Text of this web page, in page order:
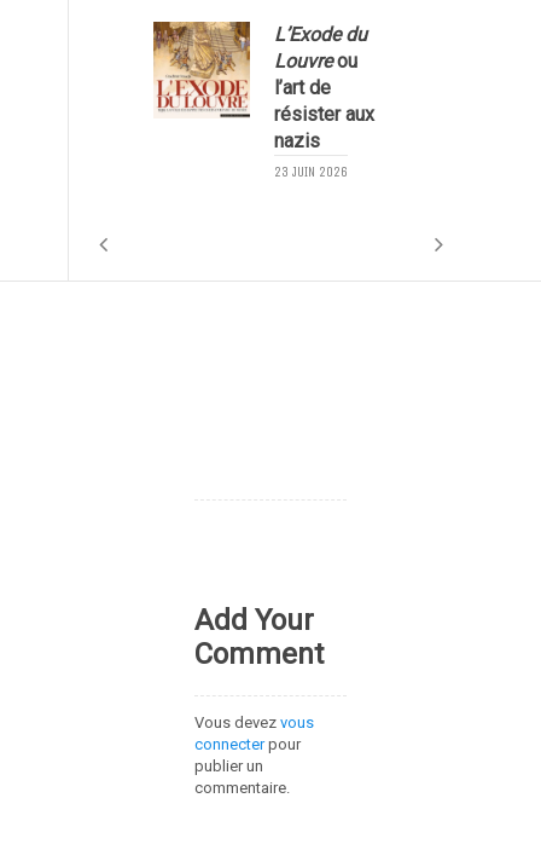
L’Exode du
Louvreou
l’art de
résister aux
nazis
23 JUIN 2026
Add Your
Comment
Vous devez vous
connecterpour
publier un
commentaire.